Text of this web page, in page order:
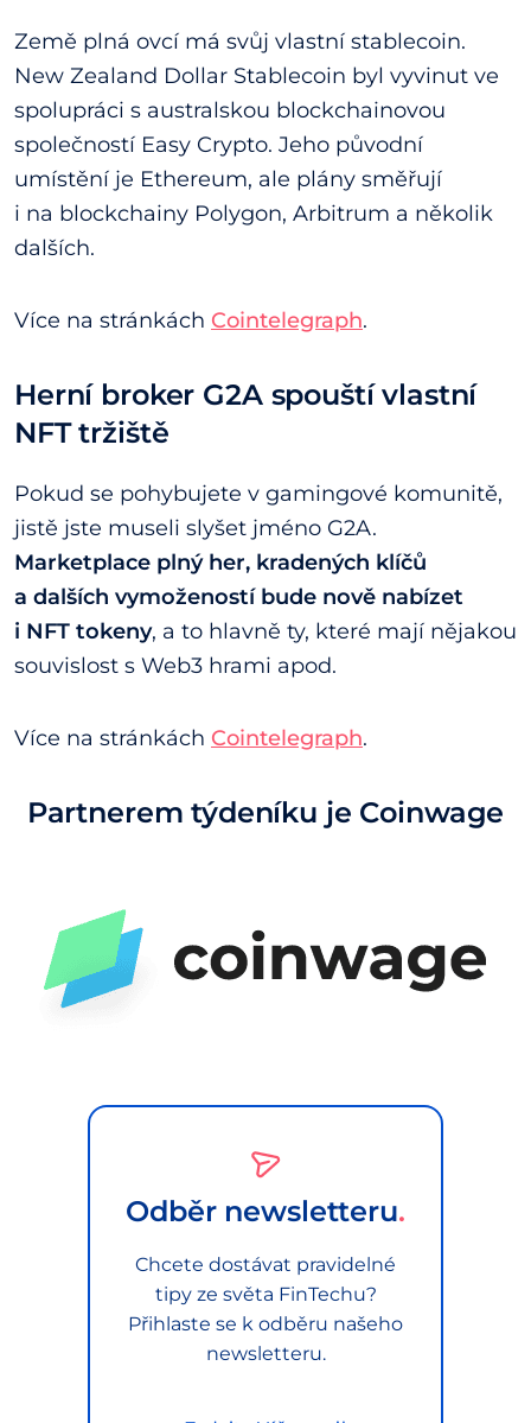
Země plná ovcí má svůj vlastní stablecoin.
New Zealand Dollar Stablecoin byl vyvinut ve
spolupráci s australskou blockchainovou
společností Easy Crypto. Jeho původní
umístění je Ethereum, ale plány směřují
i na blockchainy Polygon, Arbitrum a několik
dalších.
Více na stránkách Cointelegraph.
Herní broker G2A spouští vlastní
NFT tržiště
Pokud se pohybujete v gamingové komunitě,
jistě jste museli slyšet jméno G2A.
Marketplace plný her, kradených klíčů
a dalších vymožeností bude nově nabízet
i NFT tokeny, a to hlavně ty, které mají nějakou
souvislost s Web3 hrami apod.
Více na stránkách Cointelegraph.
Partnerem týdeníku je Coinwage
Odběr newsletteru
Chcete dostávat pravidelné
tipy ze světa FinTechu?
Přihlaste se k odběru našeho
newsletteru.